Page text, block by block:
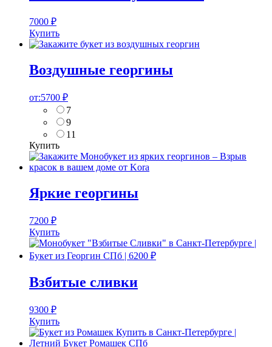
7000 ₽
Купить
Воздушные георгины
от:5700 ₽
7
9
11
Купить
Яркие георгины
7200 ₽
Купить
Взбитые сливки
9300 ₽
Купить